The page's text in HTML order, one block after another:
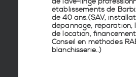
établissements de
de 40 ans.(SAV,
dépannage, réparation,
de location,
Conseil en méthodes
blanchisserie..)